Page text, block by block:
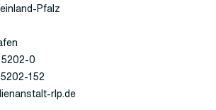
Pfalz
0
152
rlp.de